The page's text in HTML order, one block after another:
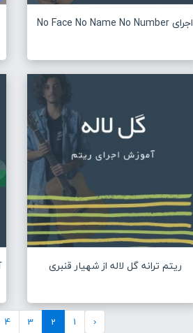
اجرای No Face No Name No Number
ریتم ترانه گل لاله از شهیار قنبری
‹
1
2
3
4